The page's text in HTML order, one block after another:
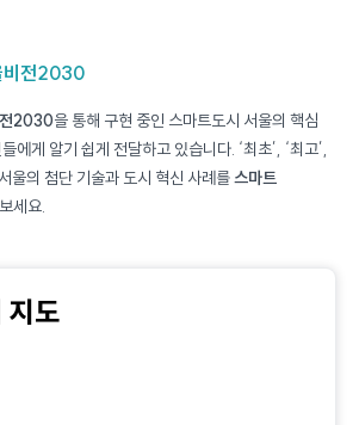
비전2030
2030을 통해 구현 중인 스마트도시 서울의 핵심
기 쉽게 전달하고 있습니다. ‘최초’, ‘최고’,
‘최대’의 타이틀을 가진 서울의 첨단 기술과 도시 혁신 사례를스마트
세요.
지도